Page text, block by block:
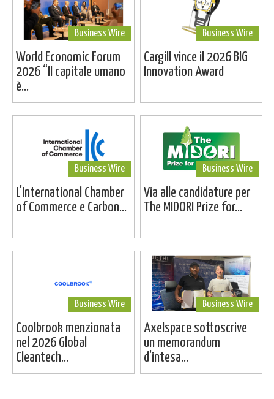
Business Wire
World Economic Forum
2026 “Il capitale umano
è...
Business Wire
Cargill vince il 2026 BIG
Innovation Award
Business Wire
L'International Chamber
of Commerce e Carbon...
Business Wire
Via alle candidature per
The MIDORI Prize for...
Business Wire
Coolbrook menzionata
nel 2026 Global
Cleantech...
Business Wire
Axelspace sottoscrive
un memorandum
d'intesa...